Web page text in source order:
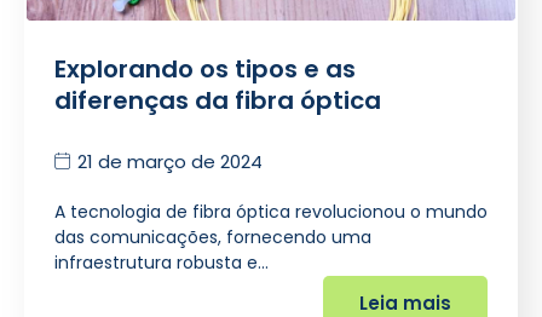
Explorando os tipos e as
diferenças da fibra óptica
21 de março de 2024
A tecnologia de fibra óptica revolucionou o mundo
das comunicações, fornecendo uma
infraestrutura robusta e…
Leia mais